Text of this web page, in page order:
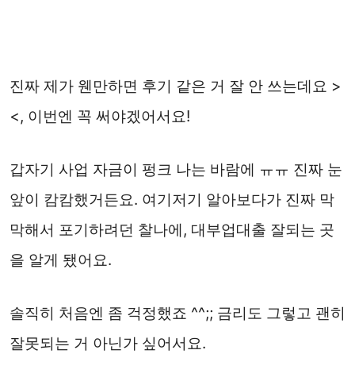
진짜 제가 웬만하면 후기 같은 거 잘 안 쓰는데요 >
<, 이번엔 꼭 써야겠어서요!
갑자기 사업 자금이 펑크 나는 바람에 ㅠㅠ 진짜 눈
앞이 캄캄했거든요. 여기저기 알아보다가 진짜 막
막해서 포기하려던 찰나에, 대부업대출 잘되는 곳
을 알게 됐어요.
솔직히 처음엔 좀 걱정했죠 ^^;; 금리도 그렇고 괜히
잘못되는 거 아닌가 싶어서요.